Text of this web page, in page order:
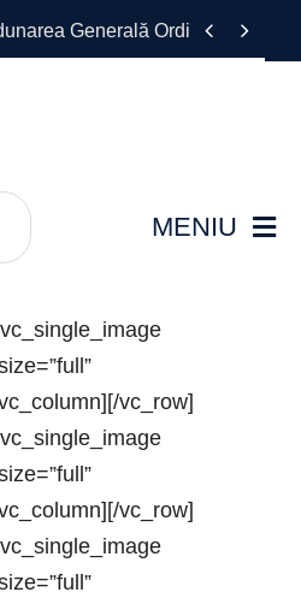
Generală Ordinară a
 
MENIU
FRCF
Competiții
Documente
Știri
vc_row]
vc_row]